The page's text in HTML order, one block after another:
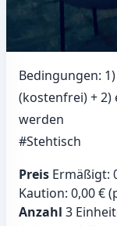
Bedingungen:
(kostenfrei) +
werden
#Stehtisch
Preis Ermäßigt:
Kaution: 0,00 €
Anzahl 3